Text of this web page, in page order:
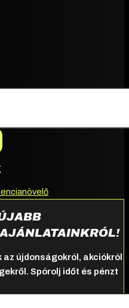
újdonságokról, akciókról
Spórolj időt és pénzt